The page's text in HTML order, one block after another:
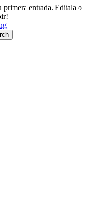
primera entrada. Editala o